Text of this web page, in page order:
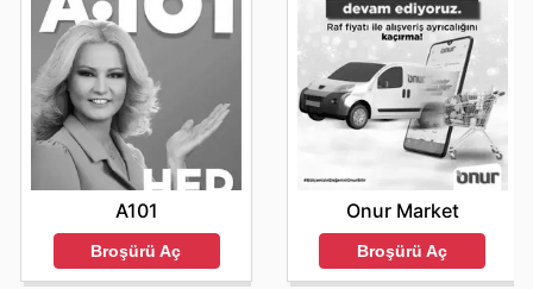
A101
Broşürü Aç
Onur Market
Broşürü Aç